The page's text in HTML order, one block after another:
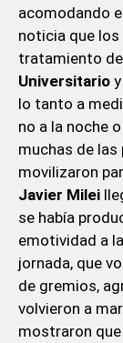
acomodando
noticia que
tratamiento
Universitarioy
lo tanto a
no a la noche
muchas de las
movilizaron
Javier Milei
se había
emotividad a
jornada, que
de gremios,
volvieron a
mostraron